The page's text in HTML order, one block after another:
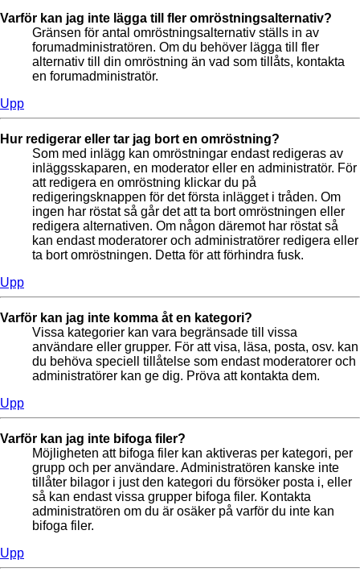
Varför kan jag inte lägga till fler omröstningsalternativ?
Gränsen för antal omröstningsalternativ ställs in av
forumadministratören. Om du behöver lägga till fler
alternativ till din omröstning än vad som tillåts, kontakta
en forumadministratör.
Upp
Hur redigerar eller tar jag bort en omröstning?
Som med inlägg kan omröstningar endast redigeras av
inläggsskaparen, en moderator eller en administratör. För
att redigera en omröstning klickar du på
redigeringsknappen för det första inlägget i tråden. Om
ingen har röstat så går det att ta bort omröstningen eller
redigera alternativen. Om någon däremot har röstat så
kan endast moderatorer och administratörer redigera eller
ta bort omröstningen. Detta för att förhindra fusk.
Upp
Varför kan jag inte komma åt en kategori?
Vissa kategorier kan vara begränsade till vissa
användare eller grupper. För att visa, läsa, posta, osv. kan
du behöva speciell tillåtelse som endast moderatorer och
administratörer kan ge dig. Pröva att kontakta dem.
Upp
Varför kan jag inte bifoga filer?
Möjligheten att bifoga filer kan aktiveras per kategori, per
grupp och per användare. Administratören kanske inte
tillåter bilagor i just den kategori du försöker posta i, eller
så kan endast vissa grupper bifoga filer. Kontakta
administratören om du är osäker på varför du inte kan
bifoga filer.
Upp